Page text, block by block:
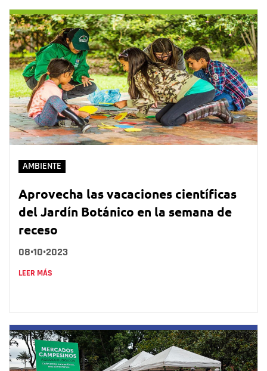
AMBIENTE
Aprovecha las vacaciones científicas
del Jardín Botánico en la semana de
receso
08•10•2023
LEER MÁS